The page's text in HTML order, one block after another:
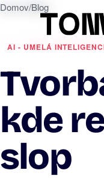
Domov/Blog
AI - UMELÁ
kde
slop